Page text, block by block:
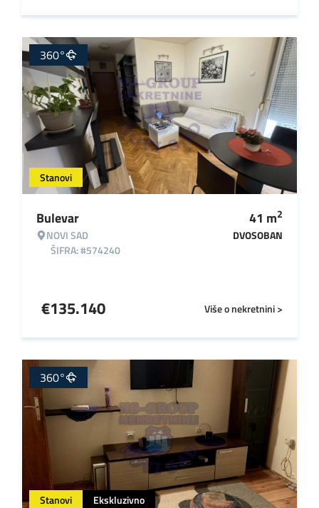
Stanovi
360°
Bulevar
NOVI SAD
ŠIFRA: #574240
41 m2
DVOSOBAN
Više o nekretnini >
€135.140
Stanovi Ekskluzivno
360°